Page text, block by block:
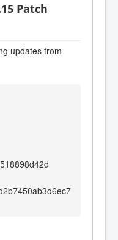
Patch
updates from